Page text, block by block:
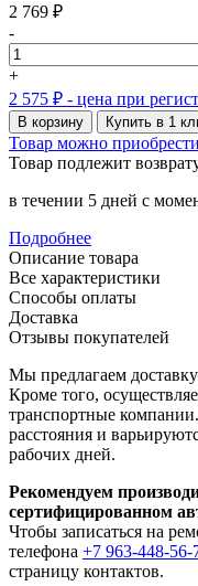
2 769 ₽
-
+
2 575 ₽ - цена при
В корзину Купить в 1
Товар можно
Товар подлежит
в течении 5 дней с
Подробнее
Описание товара
Все характеристики
Способы оплаты
Доставка
Отзывы покупателей
Мы предлагаем
Кроме того,
транспортные
расстояния и
рабочих дней.
Рекомендуем
сертифицированном
Чтобы записаться на
телефона +7 963-448-56-
страницу контактов.